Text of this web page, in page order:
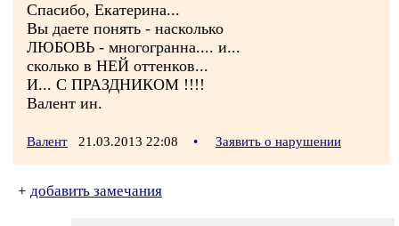
Спасибо, Екатерина...
Вы даете понять - насколько
ЛЮБОВЬ - многогранна.... и...
сколько в НЕЙ оттенков...
И... С ПРАЗДНИКОМ !!!!
Валент ин.
Валент 21.03.2013 22:08 • Заявить о нарушении
+ добавить замечания